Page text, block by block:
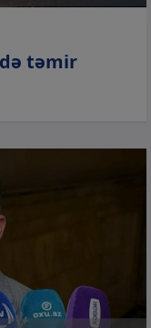
təmir